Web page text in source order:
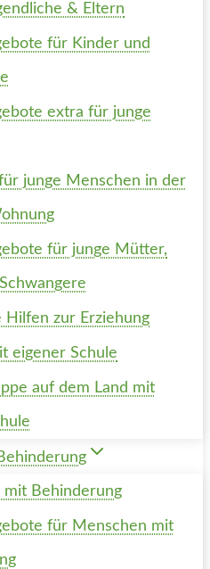
& Eltern
für Kinder und
extra für junge
junge Menschen in der
für junge Mütter,
Hilfen zur Erziehung
eigener Schule
auf dem Land mit
mit Behinderung
für Menschen mit